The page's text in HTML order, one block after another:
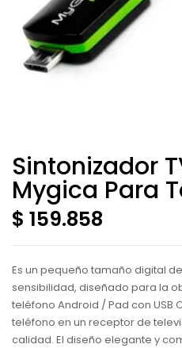
Sintonizador
Mygica Para
$ 159.858
Es un pequeño tamaño digital
sensibilidad, diseñado para la
teléfono Android / Pad con USB
teléfono en un receptor de
calidad. El diseño elegante y